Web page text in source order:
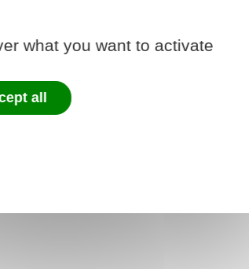
Questions ? Réponses !
Peut-on encore
what you want to activate
all